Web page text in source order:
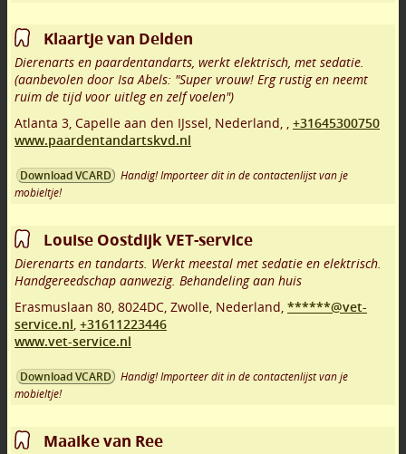
Klaartje van Delden
Dierenarts en paardentandarts, werkt elektrisch, met sedatie.
(aanbevolen door Isa Abels: "Super vrouw! Erg rustig en neemt
ruim de tijd voor uitleg en zelf voelen")
Atlanta 3 Capelle aan den IJssel Nederland,
+31645300750
www.paardentandartskvd.nl
Download VCARD
Handig! Importeer dit in de contactenlijst van je
mobieltje!
Louise Oostdijk VET-service
Dierenarts en tandarts. Werkt meestal met sedatie en elektrisch.
Handgereedschap aanwezig. Behandeling aan huis
Erasmuslaan 80 8024DC Zwolle Nederland, ******@vet-
service.nl +31611223446
www.vet-service.nl
Download VCARD
Handig! Importeer dit in de contactenlijst van je
mobieltje!
Maaike van Ree